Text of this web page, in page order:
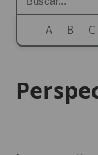
A B C